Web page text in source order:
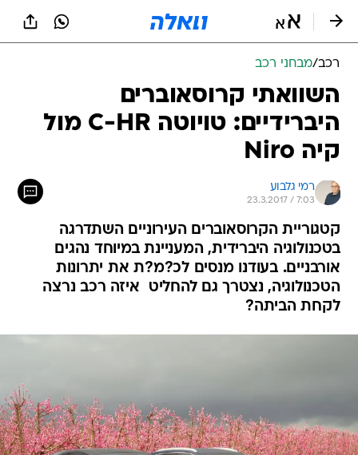
רכב/מבחני רכב
השוואתי קרוסאוברים
היברידיים: טויוטה C-HR מול
קיה Niro
רמי גלבוע
23.3.2017 / 7:03
קטגוריית הקרוסאוברים העירוניים השתדרגה
בטכנולוגיה היברידית, המעניינת במיוחד נהגים
אורבניים. בעודנו מנסים לכ?מ?ת את יתרונות
הטכנולוגיה, נצטרך גם להחליט  איזה רכב נרצה
לקחת הביתה?